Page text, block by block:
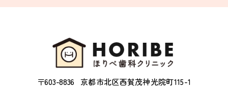
〒603-8836 京都市北区西賀茂神光院町115-1